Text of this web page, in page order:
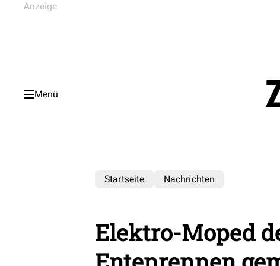
Menü
Startseite Nachrichten
Elektro-Moped